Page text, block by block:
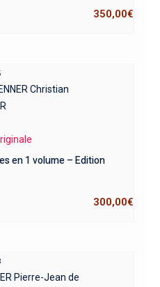
350,00€
Christian
en 1 volume – Edition
300,00€
Pierre-Jean de